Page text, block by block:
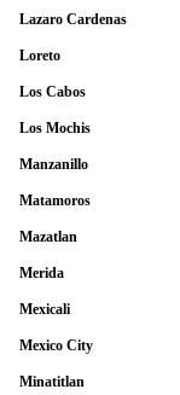
Lazaro Cardenas
Loreto
Los Cabos
Los Mochis
Manzanillo
Matamoros
Mazatlan
Merida
Mexicali
Mexico City
Minatitlan